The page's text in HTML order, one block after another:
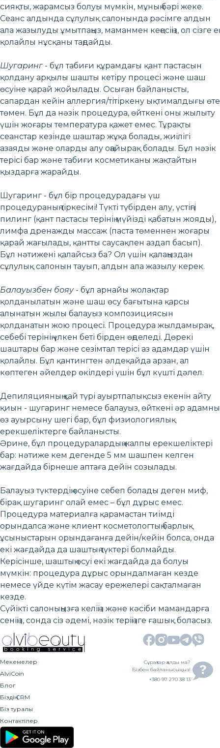
сияқты, жарамсыз болуы мүмкін, мұның бәрі жеке.
Сеанс алдында сұлулық салонында рәсімге алдын
ала жазылуды ұмытпаңыз, маманмен кеңесіңіз, ол сізге ең
қолайлы нұсқаны таңдайды.
Шугаринг- бұл табиғи құрамдағы қант пастасын
қолдану арқылы шашты кетіру процесі және шаш
өсуіне қарай жойылады. Осыған байланысты,
сапардан кейін аллергия/тітіркену ықтималдығы өте
төмен. Бұл да нәзік процедура, өйткені оны жылыту
үшін жоғары температура қажет емес. Тұрақты
сеанстар кезінде шаштар жұқа болады, жиілігі
азаяды және оларды алу оңайырақ болады. Бұл нәзік
терісі бар және табиғи косметиканы жақтайтын
қыздарға жарайды.
Шугаринг - бұл бір процедурадағы үш
процедураның тіркесімі! Түкті түбірден алу, үстіңгі
пилинг (қант пастасы терінің мүйізді қабатын жояды),
лимфа дренажды массаж (паста төменнен жоғары
қарай жағылады, қантты саусақпен аздап басып).
Бұл нәтижені қалайсыз ба? Ол үшін қалаңыздан
сұлулық салонын тауып, алдын ала жазылу керек.
Балауызбен бояу- бұл арнайы жолақтар
қолданылатын және шаш өсу бағытына қарсы
алынатын жылы балауыз композициясын
қолданатын жою процесі. Процедура жылдамырақ,
себебі терінің үлкен беті бірден өңделеді. Дөрекі
шаштары бар және сезімтал терісі аз адамдар үшін
қолайлы. Бұл қантингтен әлдеқайда арзан, ал
көптеген әйелдер өкілдері үшін бұл күшті дәлел.
Депиляцияның қай түрі ауыртпалықсыз екенін айту
қиын - шугаринг немесе балауыз, өйткені әр адамның
өз ауырсыну шегі бар, бұл физиологиялық
ерекшеліктерге байланысты.
Әрине, бұл процедуралардың жалпы ерекшеліктері
бар: нәтиже кем дегенде 5 мм шашпен келген
жағдайда бірнеше аптаға дейін созылады.
Балауыз түктердің өсуіне себеп болады деген миф,
бірақ шугаринг олай емес – бұл дұрыс емес.
Процедура материалға қарамастан тиімді
орындалса және клиент косметологтың барлық
ұсыныстарын орындағанға дейін/кейін болса, онда
екі жағдайда да шаштың түктері болмайды.
Керісінше, шаштың өсуі екі жағдайда да болуы
мүмкін: процедура дұрыс орындалмаған кезде
немесе үйде күтім жасау ережелері сақталмаған
кезде.
Сүйікті салоныңызға келіңіз және кәсіби мамандарға
сеніңіз, сонда сіз әдемі, нәзік теріңізге ғашық боласыз.
Мекемелер
AlviCoin
Блог
Біздің CRM
Біз туралы
Контактілер
Сұрақтар қалды ма?
Бізбен байланысыңыз!
+380 97 270 38 13